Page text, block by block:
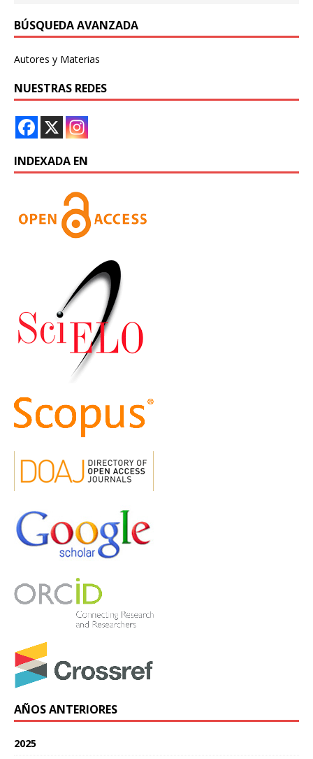
BÚSQUEDA AVANZADA
Autores y Materias
NUESTRAS REDES
INDEXADA EN
AÑOS ANTERIORES
2025